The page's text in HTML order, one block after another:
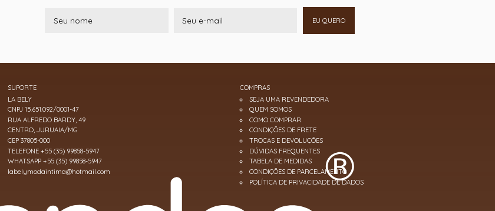
EU QUERO
SUPORTE
LA BELY
CNPJ 15.651.092/0001-47
RUA ALFREDO BARDY, 49
CENTRO, JURUAIA/MG
CEP 37805-000
TELEFONE +55 (35) 99858-5947
WHATSAPP +55 (35) 99858-5947
labelymodaintima@hotmail.com
COMPRAS
SEJA UMA REVENDEDORA
QUEM SOMOS
COMO COMPRAR
CONDIÇÕES DE FRETE
TROCAS E DEVOLUÇÕES
DÚVIDAS FREQUENTES
TABELA DE MEDIDAS
CONDIÇÕES DE PARCELAMENTO
POLÍTICA DE PRIVACIDADE DE DADOS